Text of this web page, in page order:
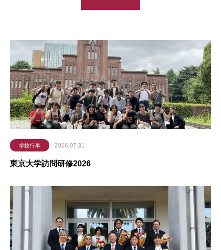
学校行事 2026.07.31
東京大学訪問研修2026